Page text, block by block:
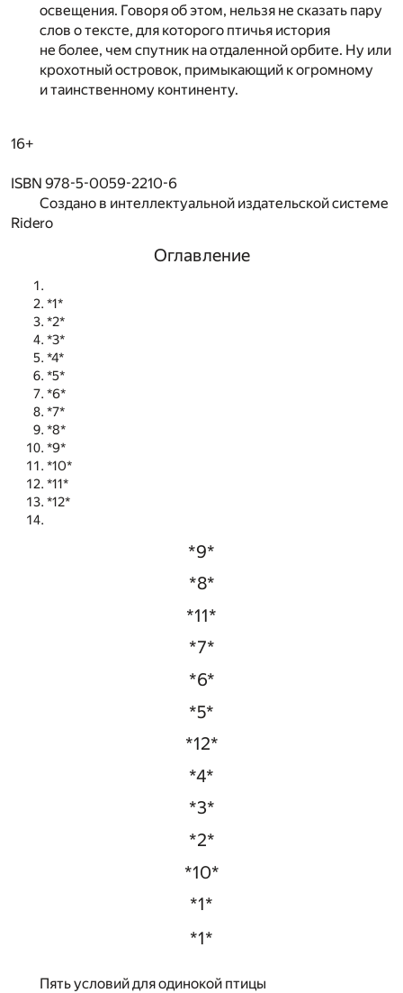
освещения. Говоря об этом, нельзя не сказать пару
слов о тексте, для которого птичья история
не более, чем спутник на отдаленной орбите. Ну или
крохотный островок, примыкающий к огромному
и таинственному континенту.
16+
ISBN 978-5-0059-2210-6
Создано в интеллектуальной издательской системе
Ridero
Оглавление
*1*
*2*
*3*
*4*
*5*
*6*
*7*
*8*
*9*
*10*
*11*
*12*
*9*
*8*
*11*
*7*
*6*
*5*
*12*
*4*
*3*
*2*
*10*
*1*
*1*
Пять условий для одинокой птицы